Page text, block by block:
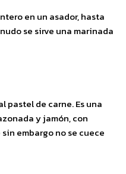
en un asador, hasta
se sirve una marinada
pastel de carne. Es una
y jamón, con
embargo no se cuece